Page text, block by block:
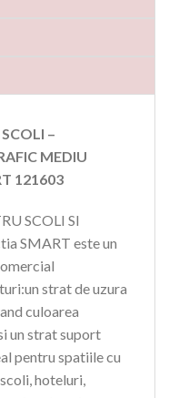
–
MEDIU
121603
SCOLI SI
SMART este un
strat de uzura
culoarea
un strat suport
pentru spatiile cu
hoteluri,